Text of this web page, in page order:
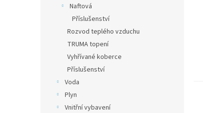
Naftová
Příslušenství
Rozvod teplého vzduchu
TRUMA topení
Vyhřívané koberce
Příslušenství
Voda
Plyn
Vnitřní vybavení